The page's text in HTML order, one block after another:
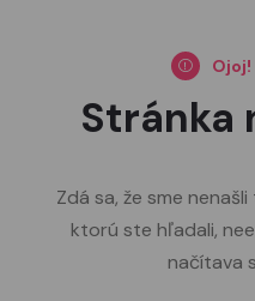
Stránka
Zdá sa, že sme
ktorú ste hľadali,
načítava